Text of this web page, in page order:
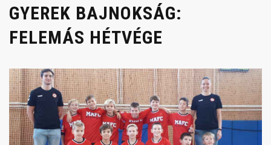
GYEREK BAJNOKSÁG:
FELEMÁS HÉTVÉGE